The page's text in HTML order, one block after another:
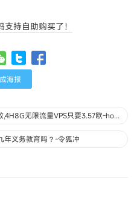
持自助购买了！
海报
上一篇：nexo.systems/更新测试分数,4H8G无限流量VPS只要3.57欧-hoodhmy
年义务教育吗？-令狐冲